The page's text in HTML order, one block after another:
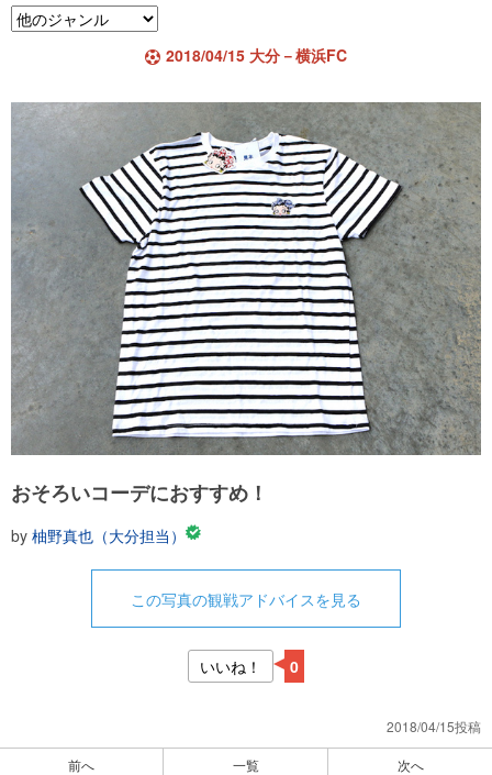
2018/04/15 大分－横浜FC
おそろいコーデにおすすめ！
by 柚野真也（大分担当）
この写真の観戦アドバイスを見る
いいね！ 0
2018/04/15投稿
前へ 一覧 次へ